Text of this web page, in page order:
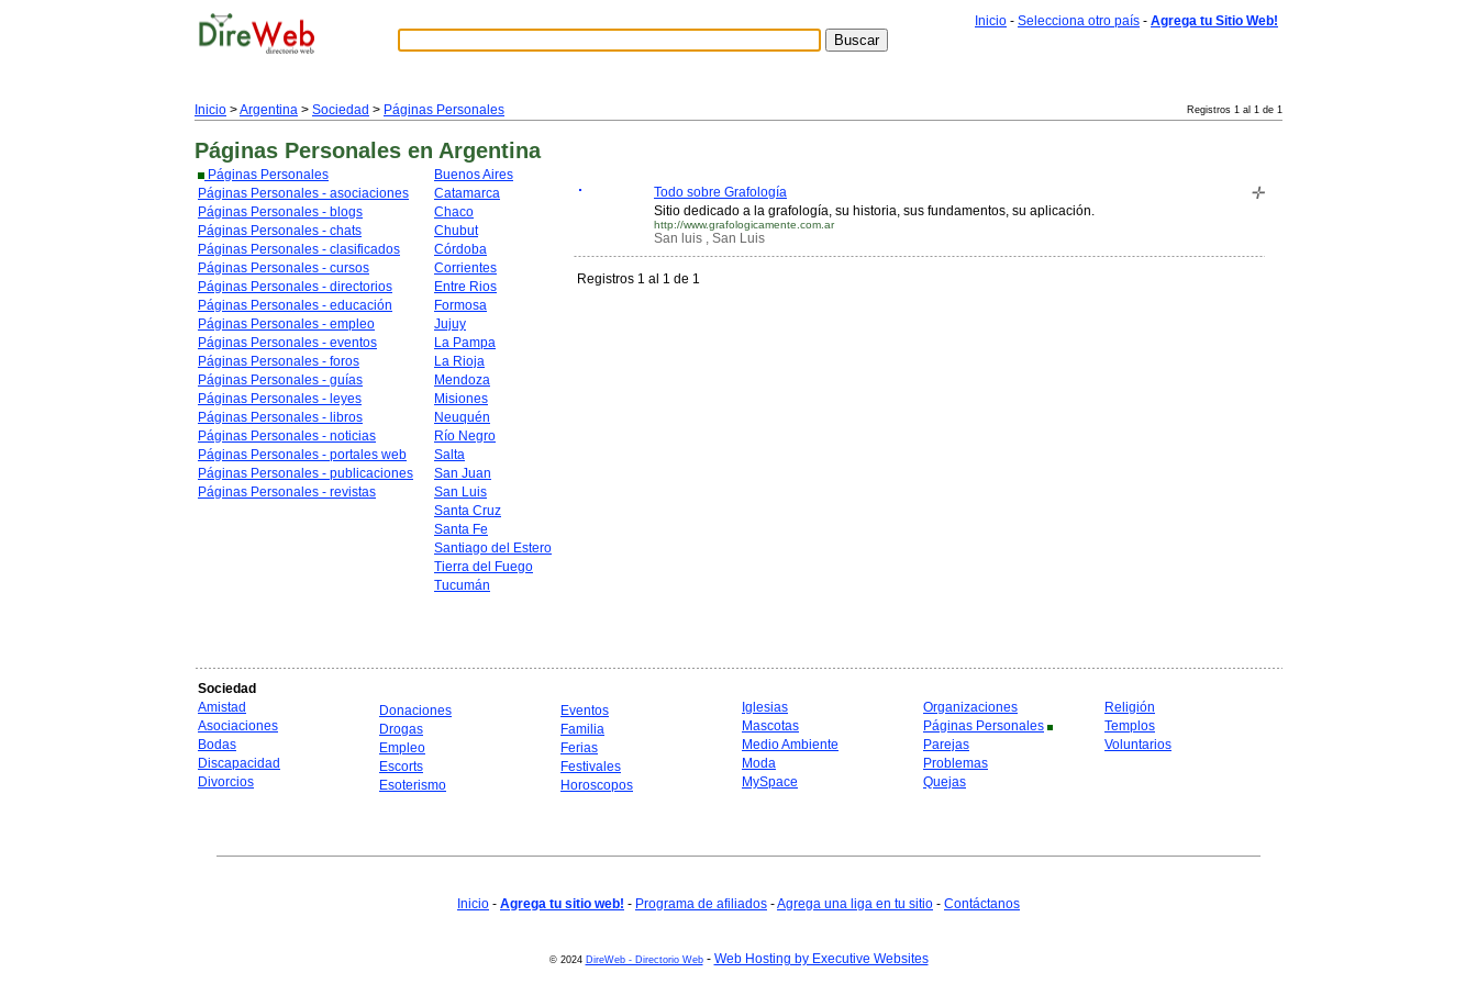
Inicio - Selecciona otro país - Agrega tu Sitio Web!
Inicio >Argentina > Sociedad > Páginas Personales Registros 1 al 1 de 1
Páginas Personales en Argentina
Páginas Personales
Páginas Personales - asociaciones
Páginas Personales - blogs
Páginas Personales - chats
Páginas Personales - clasificados
Páginas Personales - cursos
Páginas Personales - directorios
Páginas Personales - educación
Páginas Personales - empleo
Páginas Personales - eventos
Páginas Personales - foros
Páginas Personales - guías
Páginas Personales - leyes
Páginas Personales - libros
Páginas Personales - noticias
Páginas Personales - portales web
Páginas Personales - publicaciones
Páginas Personales - revistas
Buenos Aires
Catamarca
Chaco
Chubut
Córdoba
Corrientes
Entre Rios
Formosa
Jujuy
La Pampa
La Rioja
Mendoza
Misiones
Neuquén
Río Negro
Salta
San Juan
San Luis
Santa Cruz
Santa Fe
Santiago del Estero
Tierra del Fuego
Tucumán
Todo sobre Grafología
Sitio dedicado a la grafología, su historia, sus fundamentos, su aplicación.
http://www.grafologicamente.com.ar
San luis , San Luis
Registros 1 al 1 de 1
Sociedad
Amistad
Asociaciones
Bodas
Discapacidad
Divorcios
Donaciones
Drogas
Empleo
Escorts
Esoterismo
Eventos
Familia
Ferias
Festivales
Horoscopos
Iglesias
Mascotas
Medio Ambiente
Moda
MySpace
Organizaciones
Páginas Personales
Parejas
Problemas
Quejas
Religión
Templos
Voluntarios
Inicio - Agrega tu sitio web! - Programa de afiliados -Agrega una liga en tu sitio - Contáctanos
© 2024 DireWeb - Directorio Web- Web Hosting by Executive Websites